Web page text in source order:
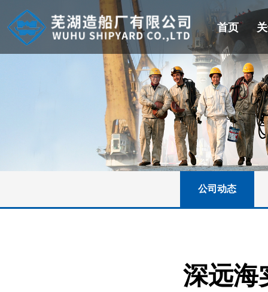
首页
公司动态
深远海